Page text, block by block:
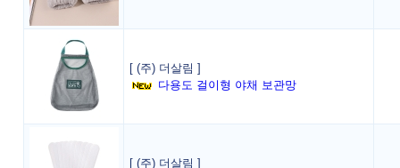
[ (주) 더살림 ]
다용도 걸이형 야채 보관망
[ (주) 더살림 ]